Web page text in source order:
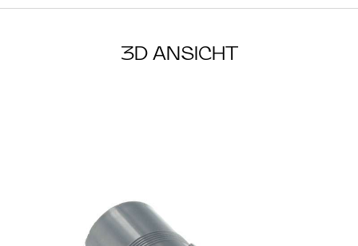
3D ANSICHT